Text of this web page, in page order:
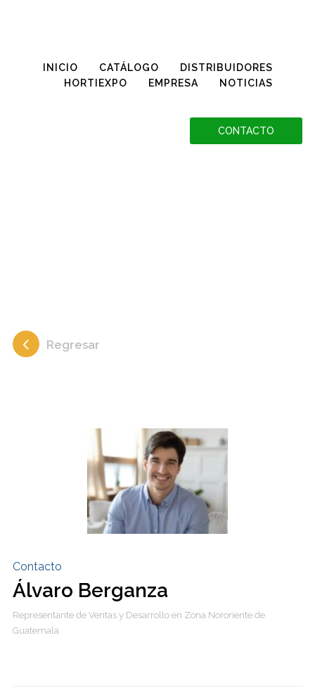
INICIO CATÁLOGO
DISTRIBUIDORES
HORTIEXPO
EMPRESA NOTICIAS
CONTACTO
Regresar
Contacto
Álvaro Berganza
Representante de Ventas y Desarrollo en Zona Nororiente de
Guatemala